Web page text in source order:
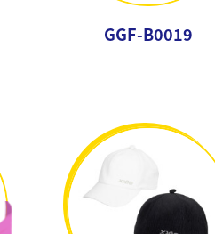
GGF-B0019